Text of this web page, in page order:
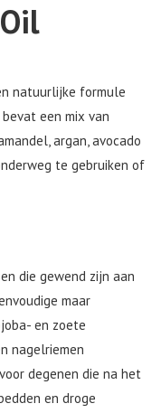
natuurlijke formule
een mix van
argan, avocado
te gebruiken of
die gewend zijn aan
maar
en zoete
nagelriemen
degenen die na het
en droge